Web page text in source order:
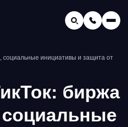
услугам и статьям...
звонок
775-16-41
социальные инициативы и защита от
биржа